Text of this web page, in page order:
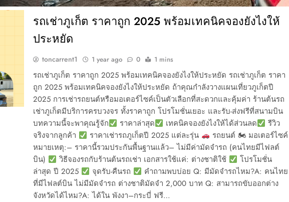
รถเช่าภูเก็ต ราคาถูก 2025 พร้อมเทคนิคจองยังไงให้
ประหยัด
toncarrent1 1 year ago 0 1 mins
รถเช่าภูเก็ต ราคาถูก 2025 พร้อมเทคนิคจองยังไงให้ประหยัด รถเช่าภูเก็ต ราคา
ถูก 2025 พร้อมเทคนิคจองยังไงให้ประหยัด ถ้าคุณกำลังวางแผนเที่ยวภูเก็ตปี
2025 การเช่ารถยนต์หรือมอเตอร์ไซค์เป็นตัวเลือกที่สะดวกและคุ้มค่า ร้านต้นรถ
เช่าภูเก็ตมีบริการครบวงจร ทั้งราคาถูก โปรโมชั่นเยอะ และรับ-ส่งฟรีที่สนามบิน
บทความนี้จะพาคุณรู้จัก
ราคาล่าสุด เทคนิคจองยังไงให้ได้ส่วนลด
รีวิว
จริงจากลูกค้า
ราคาเช่ารถภูเก็ตปี 2025 แต่ละรุ่น
รถยนต์ 🏍 มอเตอร์ไซค์
หมายเหตุ:– ราคานี้รวมประกันพื้นฐานแล้ว– ไม่มีค่ามัดจำรถ (คนไทยมีไฟลต์
บิน)
วิธีจองรถกับร้านต้นรถเช่า เอกสารใช้แค่: ต่างชาติใช้
โปรโมชั่น
ล่าสุด ปี 2025
จุดรับ-คืนรถ
คำถามพบบ่อย Q: มีมัดจำรถไหม?A: คนไทย
ที่มีไฟลต์บิน ไม่มีมัดจำรถ ต่างชาติมัดจำ 2,000 บาท Q: สามารถขับออกต่าง
จังหวัดได้ไหม?A: ได้ใน พังงา–กระบี่ ฟรี…